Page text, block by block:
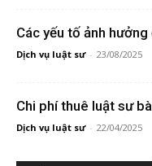
Các yếu tố ảnh
Dịch vụ luật sư - 23/08/2025
Chi phí thuê luật sư
Dịch vụ luật sư - 22/04/2025